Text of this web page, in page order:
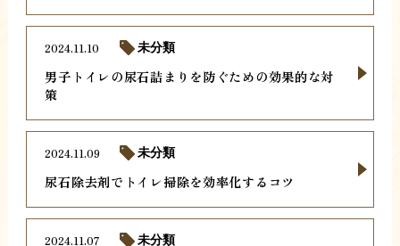
男子トイレの尿石詰まりを防ぐための効果的な対
策
2024.11.10 未分類
尿石除去剤でトイレ掃除を効率化するコツ
2024.11.09 未分類
2024.11.07 未分類